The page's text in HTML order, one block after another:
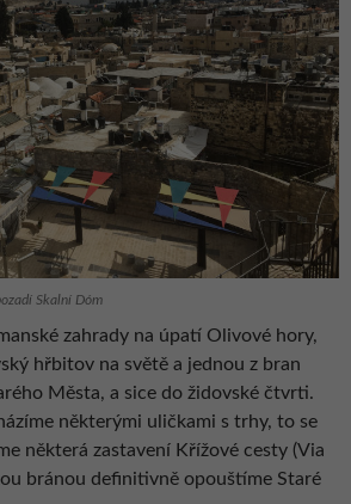
Skalní Dóm
zahrady na úpatí Olivové hory,
hřbitov na světě a jednou z bran
Města, a sice do židovské čtvrti.
některými uličkami s trhy, to se
některá zastavení Křížové cesty (Via
bránou definitivně opouštíme Staré